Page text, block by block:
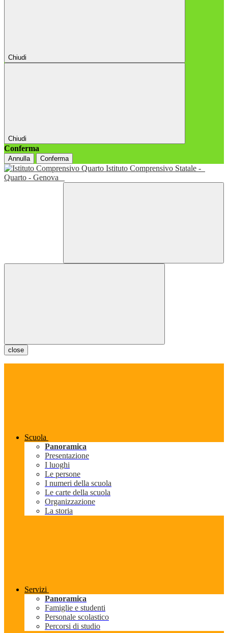
Chiudi
Chiudi
Conferma
Annulla Conferma
Istituto Comprensivo Statale -
Quarto - Genova
close
Scuola
Panoramica
Presentazione
I luoghi
Le persone
I numeri della scuola
Le carte della scuola
Organizzazione
La storia
Servizi
Panoramica
Famiglie e studenti
Personale scolastico
Percorsi di studio